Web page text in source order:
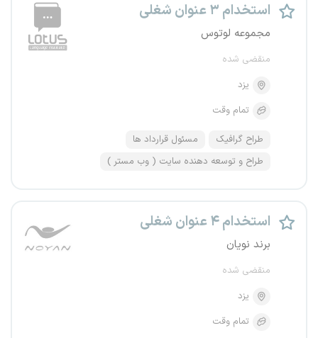
استخدام ۳ عنوان شغلی
مجموعه لوتوس
منقضی شده
یزد
تمام وقت
طراح گرافیک
مسئول قرارداد ها
طراح و توسعه دهنده سایت ( وب مستر )
استخدام ۴ عنوان شغلی
برند نویان
منقضی شده
یزد
تمام وقت